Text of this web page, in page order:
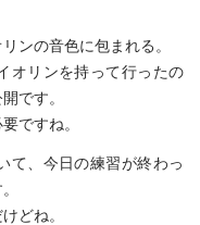
ンの音色に包まれる。
オリンを持って行ったの
です。
ですね。
て、今日の練習が終わっ
どね。